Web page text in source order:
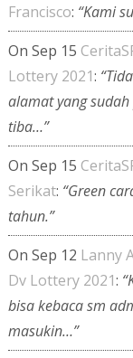
Francisco: “Kami
On Sep 15
Lottery 2021:
alamat yang
tiba…”
On Sep 15
Serikat: “Green
tahun.”
On Sep 12 Lanny
Dv Lottery 2021:
bisa kebaca sm
masukin…”